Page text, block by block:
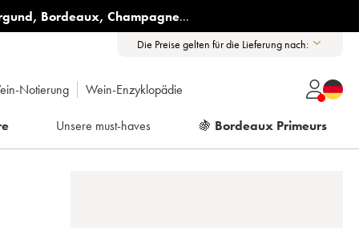
, Bordeaux, Champagne...
Die Preise gelten für die Lieferung nach:
Notierung Wein-Enzyklopädie
Unsere must-haves 🍇 Bordeaux Primeurs